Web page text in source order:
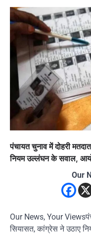
पंचायत चुनाव में दोहरी
नियम उल्लंघन के सवाल,
Our
Our News, Your
सियासत, कांग्रेस ने उठाए